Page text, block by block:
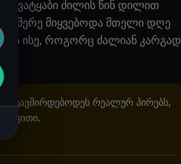
ძილის წინ დილით
მერე მიყვებოდა მთელი დღე
ისე, როგორც ძალიან კარგად
უკავშირდებოდეს რეალურ პირებს,